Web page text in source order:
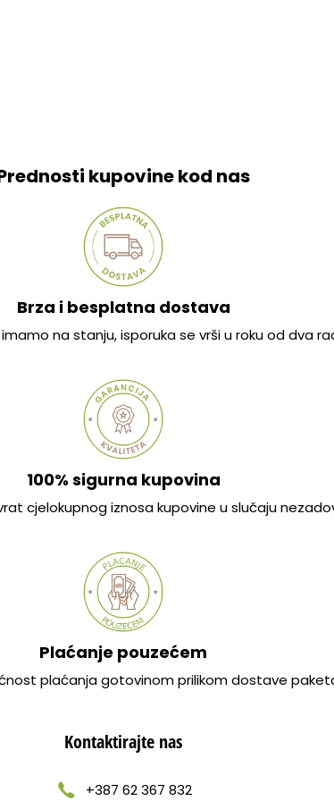
kupovine kod nas
Brza i besplatna dostava
na stanju, isporuka se vrši u roku od dva
100% sigurna kupovina
cjelokupnog iznosa kupovine u slučaju
Plaćanje pouzećem
plaćanja gotovinom prilikom dostave
Kontaktirajte nas
+387 62 367 832